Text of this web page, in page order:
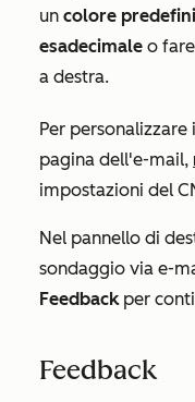
un colore
esadecimale o
a destra.
Per
pagina dell'e-mail,
impostazioni del
Nel pannello di
sondaggio via e-
Feedbackper
Feedback